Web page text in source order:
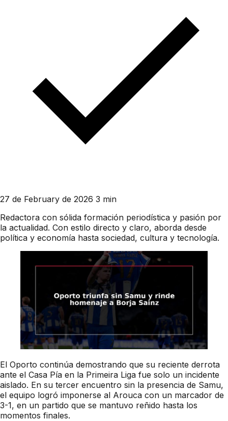
27 de February de 2026 3 min
Redactora con sólida formación periodística y pasión por
la actualidad. Con estilo directo y claro, aborda desde
política y economía hasta sociedad, cultura y tecnología.
El Oporto continúa demostrando que su reciente derrota
ante el Casa Pía en la Primeira Liga fue solo un incidente
aislado. En su tercer encuentro sin la presencia de Samu,
el equipo logró imponerse al Arouca con un marcador de
3-1, en un partido que se mantuvo reñido hasta los
momentos finales.